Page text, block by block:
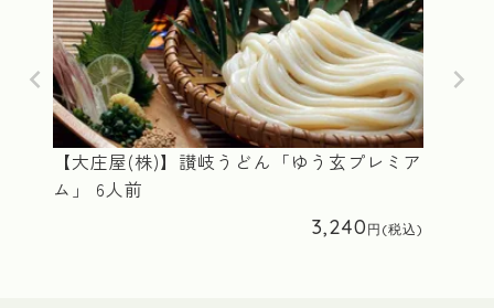
【大庄屋(株)】讃岐うどん「ゆう玄プレミア
ム」 6人前
3,240